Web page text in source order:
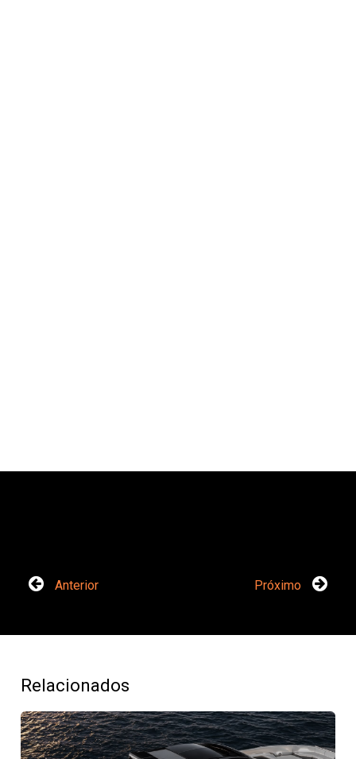
Anterior Próximo
Relacionados